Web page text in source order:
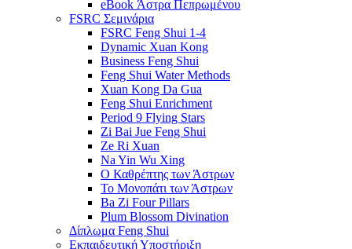
eBook Άστρα Πεπρωμένου
FSRC Σεμινάρια
FSRC Feng Shui 1-4
Dynamic Xuan Kong
Business Feng Shui
Feng Shui Water Methods
Xuan Kong Da Gua
Feng Shui Enrichment
Period 9 Flying Stars
Zi Bai Jue Feng Shui
Ze Ri Xuan
Na Yin Wu Xing
Ο Καθρέπτης των Άστρων
Το Μονοπάτι των Άστρων
Ba Zi Four Pillars
Plum Blossom Divination
Δίπλωμα Feng Shui
Εκπαιδευτική Υποστήριξη